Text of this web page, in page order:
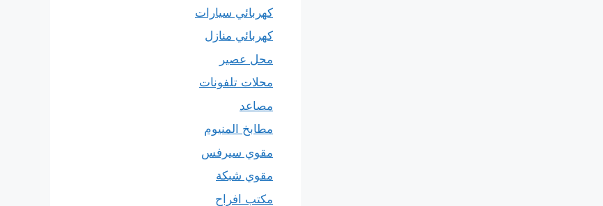
كهربائي سيارات
كهربائي منازل
محل عصير
محلات تلفونات
مصاعد
مطابخ المنيوم
مقوي سيرفس
مقوي شبكة
مكتب افراح